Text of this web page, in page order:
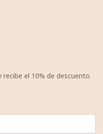
el 10% de descuento